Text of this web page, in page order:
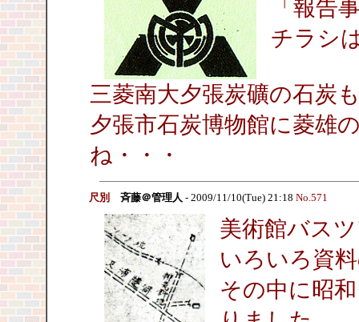
「報告
チラシ
三菱南大夕張炭礦の石炭
夕張市石炭博物館に菱雄
ね・・・
尺別 斉藤＠管理人 - 2009/11/10(Tue) 21:18 No.571
美術館バス
いろいろ資
その中に昭